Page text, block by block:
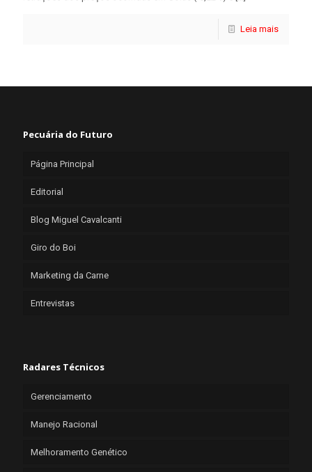
Leia mais
Pecuária do Futuro
Página Principal
Editorial
Blog Miguel Cavalcanti
Giro do Boi
Marketing da Carne
Entrevistas
Radares Técnicos
Gerenciamento
Manejo Racional
Melhoramento Genético